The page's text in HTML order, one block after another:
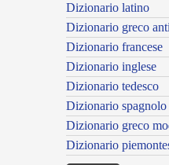
Dizionario latino
Dizionario greco
Dizionario francese
Dizionario inglese
Dizionario tedesco
Dizionario spagnolo
Dizionario greco
Dizionario